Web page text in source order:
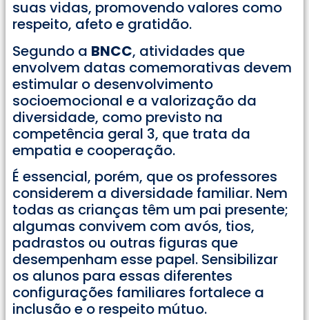
suas vidas, promovendo valores como
respeito, afeto e gratidão.
Segundo a BNCC, atividades que
envolvem datas comemorativas devem
estimular o desenvolvimento
socioemocional e a valorização da
diversidade, como previsto na
competência geral 3, que trata da
empatia e cooperação.
É essencial, porém, que os professores
considerem a diversidade familiar. Nem
todas as crianças têm um pai presente;
algumas convivem com avós, tios,
padrastos ou outras figuras que
desempenham esse papel. Sensibilizar
os alunos para essas diferentes
configurações familiares fortalece a
inclusão e o respeito mútuo.